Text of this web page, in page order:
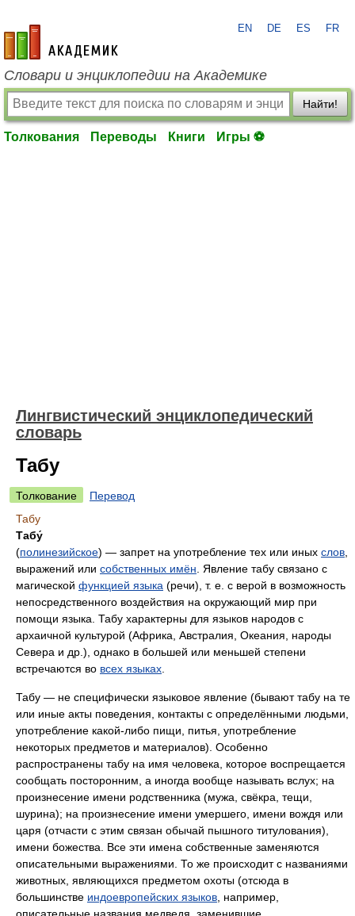
academic.ru
EN DE ES FR
Словари и энциклопедии на Академике
Найти!
Толкования Переводы Книги Игры ⚽
Лингвистический энциклопедический
словарь
Табу
Толкование
Перевод
Табу
Табу́
(полинезийское) — запрет на употребление тех или иных слов
выражений или собственных имён . Явление табу связано с
магической функцией языка (речи), т. е. с верой в возможность
непосредственного воздействия на окружающий мир при
помощи языка. Табу характерны для языков народов с
архаичной культурой (Африка, Австралия, Океания, народы
Севера и др.), однако в большей или меньшей степени
встречаются во всех языках
Табу — не специфически языковое явление (бывают табу на те
или иные акты поведения, контакты с определёнными людьми,
употребление какой-либо пищи, питья, употребление
некоторых предметов и материалов). Особенно
распространены табу на имя человека, которое воспрещается
сообщать посторонним, а иногда вообще называть вслух; на
произнесение имени родственника (мужа, свёкра, тещи,
шурина); на произнесение имени умершего, имени вождя или
царя (отчасти с этим связан обычай пышного титулования),
имени божества. Все эти имена собственные заменяются
описательными выражениями. То же происходит с названиями
животных, являющихся предметом охоты (отсюда в
большинстве индоевропейских языков , например,